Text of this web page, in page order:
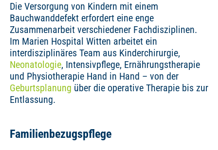
Die Versorgung von Kindern mit einem
Bauchwanddefekt erfordert eine enge
Zusammenarbeit verschiedener Fachdisziplinen.
Im Marien Hospital Witten arbeitet ein
interdisziplinäres Team aus Kinderchirurgie,
Neonatologie, Intensivpflege, Ernährungstherapie
und Physiotherapie Hand in Hand – von der
Geburtsplanung über die operative Therapie bis zur
Entlassung.
Familienbezugspflege